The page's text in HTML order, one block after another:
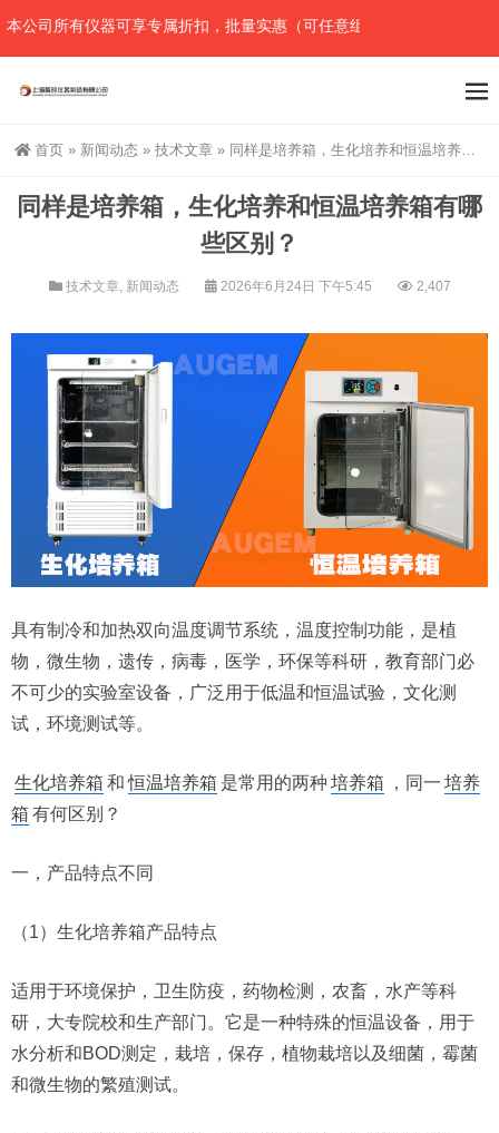
司所有仪器可享专属折扣，批量实惠（可任意组合），详情请直接联
首页 » 新闻动态 » 技术文章 » 同样是培养箱，生化培养和恒温培养箱有哪些区别？
同样是培养箱，生化培养和恒温培养箱有哪
些区别？
技术文章, 新闻动态 2026年6月24日 下午5:45 2,407
具有制冷和加热双向温度调节系统，温度控制功能，是植
物，微生物，遗传，病毒，医学，环保等科研，教育部门必
不可少的实验室设备，广泛用于低温和恒温试验，文化测
试，环境测试等。
生化培养箱 和 恒温培养箱 是常用的两种 培养箱 ，同一 培养
箱 有何区别？
一，产品特点不同
（1）生化培养箱产品特点
适用于环境保护，卫生防疫，药物检测，农畜，水产等科
研，大专院校和生产部门。它是一种特殊的恒温设备，用于
水分析和BOD测定，栽培，保存，植物栽培以及细菌，霉菌
和微生物的繁殖测试。